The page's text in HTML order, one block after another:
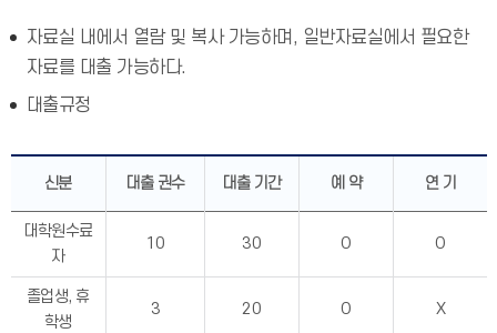
자료실 내에서 열람 및 복사 가능하며, 일반자료실에서 필요한
자료를 대출 가능하다.
대출규정
신분 대출 권수 대출 기간 예 약 연 기
대학원수료
자
10 30 O O
졸업생, 휴
학생
3 20 O X